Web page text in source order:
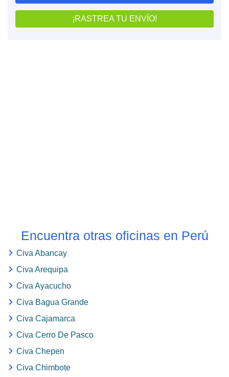
¡RASTREA TU ENVÍO!
Encuentra otras oficinas en Perú
Civa Abancay
Civa Arequipa
Civa Ayacucho
Civa Bagua Grande
Civa Cajamarca
Civa Cerro De Pasco
Civa Chepen
Civa Chimbote